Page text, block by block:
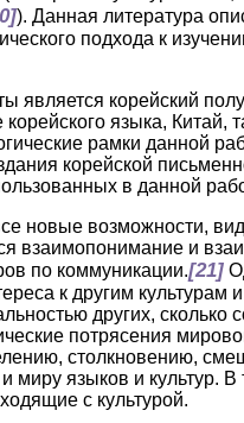
). Данная литература
подхода к
корейский
языка, Китай,
рамки данной
корейской
в данной
новые возможности,
взаимопонимание и
по коммуникации.[21]
к другим культурам
других,
потрясения
столкновению,
миру языков и культур.
с культурой.